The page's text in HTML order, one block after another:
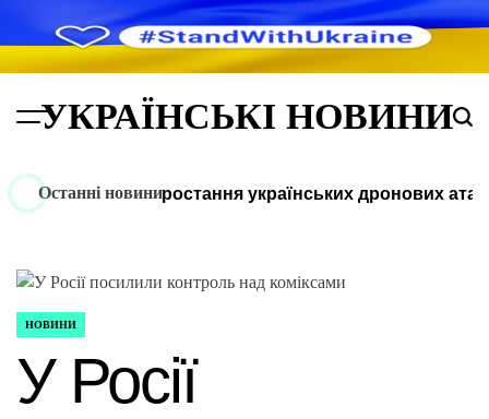
вмісту
MenuУКРАЇНСЬКІ НОВИНИ
Останні новини
заявив про зростання українських дронових атак
ОПУБЛІКУВАТИ
НОВИНИ
У Росії